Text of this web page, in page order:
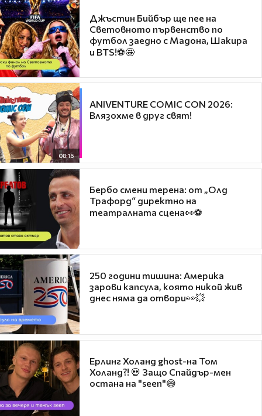
Джъстин Бийбър ще пее на
Световното първенство по
футбол заедно с Мадона, Шакира
и BTS!⚽🤩
08:16
ANIVENTURE COMIC CON 2026:
Влязохме в друг свят!
Бербо смени терена: от „Олд
Трафорд“ директно на
театралната сцена👀⚽
250 години тишина: Америка
зарови капсула, която никой жив
днес няма да отвори👀💥
Ерлинг Холанд ghost-на Том
Холанд?! 💀 Защо Спайдър-мен
остана на "seen"😅